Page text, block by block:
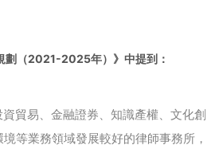
劃（2021-2025年）》中提到：
貿易、金融證券、知識產權、文化創
等業務領域發展較好的律師事務所，